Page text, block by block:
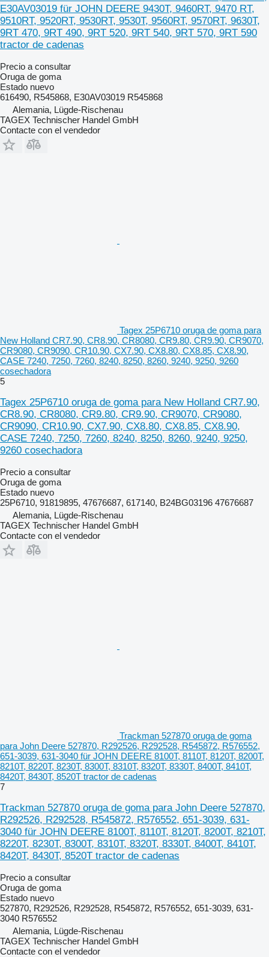
E30AV03019 für JOHN DEERE 9430T, 9460RT, 9470 RT,
9510RT, 9520RT, 9530RT, 9530T, 9560RT, 9570RT, 9630T,
9RT 470, 9RT 490, 9RT 520, 9RT 540, 9RT 570, 9RT 590
tractor de cadenas
Precio a consultar
Oruga de goma
Estado nuevo
616490, R545868, E30AV03019 R545868
Alemania, Lügde-Rischenau
TAGEX Technischer Handel GmbH
Contacte con el vendedor
Tagex 25P6710 oruga de goma para
New Holland CR7.90, CR8.90, CR8080, CR9.80, CR9.90, CR9070,
CR9080, CR9090, CR10.90, CX7.90, CX8.80, CX8.85, CX8.90,
CASE 7240, 7250, 7260, 8240, 8250, 8260, 9240, 9250, 9260
cosechadora
5
Tagex 25P6710 oruga de goma para New Holland CR7.90,
CR8.90, CR8080, CR9.80, CR9.90, CR9070, CR9080,
CR9090, CR10.90, CX7.90, CX8.80, CX8.85, CX8.90,
CASE 7240, 7250, 7260, 8240, 8250, 8260, 9240, 9250,
9260 cosechadora
Precio a consultar
Oruga de goma
Estado nuevo
25P6710, 91819895, 47676687, 617140, B24BG03196 47676687
Alemania, Lügde-Rischenau
TAGEX Technischer Handel GmbH
Contacte con el vendedor
Trackman 527870 oruga de goma
para John Deere 527870, R292526, R292528, R545872, R576552,
651-3039, 631-3040 für JOHN DEERE 8100T, 8110T, 8120T, 8200T,
8210T, 8220T, 8230T, 8300T, 8310T, 8320T, 8330T, 8400T, 8410T,
8420T, 8430T, 8520T tractor de cadenas
7
Trackman 527870 oruga de goma para John Deere 527870,
R292526, R292528, R545872, R576552, 651-3039, 631-
3040 für JOHN DEERE 8100T, 8110T, 8120T, 8200T, 8210T,
8220T, 8230T, 8300T, 8310T, 8320T, 8330T, 8400T, 8410T,
8420T, 8430T, 8520T tractor de cadenas
Precio a consultar
Oruga de goma
Estado nuevo
527870, R292526, R292528, R545872, R576552, 651-3039, 631-
3040 R576552
Alemania, Lügde-Rischenau
TAGEX Technischer Handel GmbH
Contacte con el vendedor